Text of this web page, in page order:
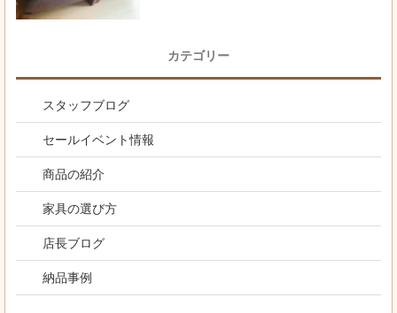
カテゴリー
スタッフブログ
セールイベント情報
商品の紹介
家具の選び方
店長ブログ
納品事例